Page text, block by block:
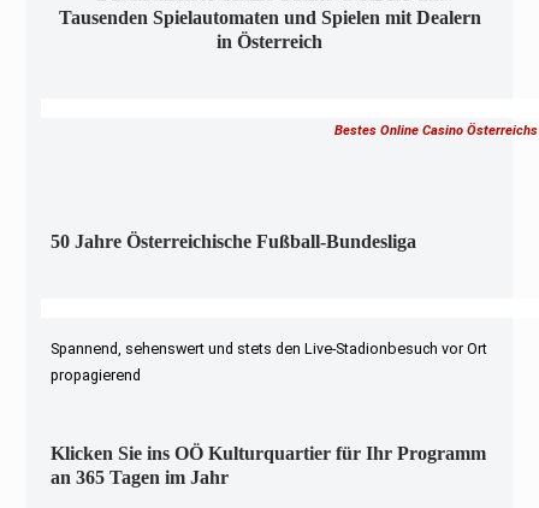
Tausenden Spielautomaten und Spielen mit Dealern
in Österreich
Bestes Online Casino Österreichs
50 Jahre Österreichische Fußball-Bundesliga
Spannend, sehenswert und stets den Live-Stadionbesuch vor Ort
propagierend
Klicken Sie ins OÖ Kulturquartier für Ihr Programm
an 365 Tagen im Jahr